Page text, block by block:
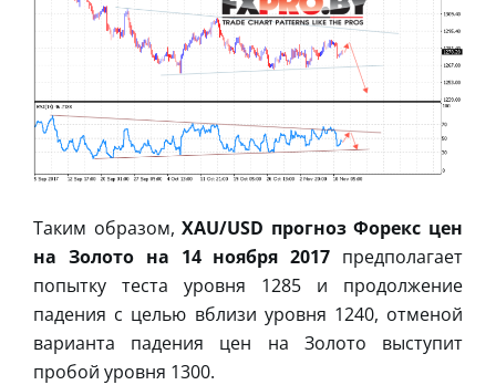
Таким образом,XAU/USD прогноз Форекс цен
на Золото на 14 ноября 2017 предполагает
попытку теста уровня 1285 и продолжение
падения с целью вблизи уровня 1240, отменой
варианта падения цен на Золото выступит
пробой уровня 1300.